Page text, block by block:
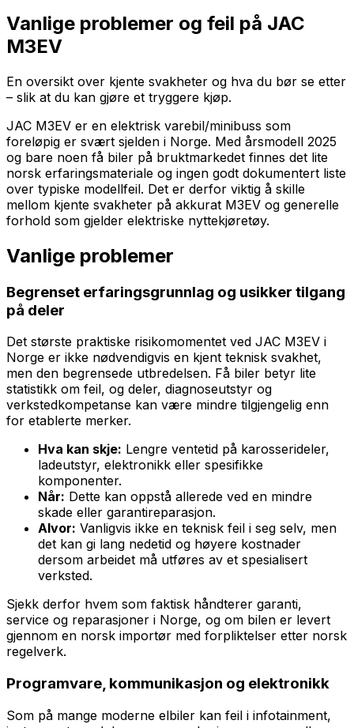
Vanlige problemer og feil på JAC
M3EV
En oversikt over kjente svakheter og hva du bør se etter
– slik at du kan gjøre et tryggere kjøp.
JAC M3EV er en elektrisk varebil/minibuss som
foreløpig er svært sjelden i Norge. Med årsmodell 2025
og bare noen få biler på bruktmarkedet finnes det lite
norsk erfaringsmateriale og ingen godt dokumentert liste
over typiske modellfeil. Det er derfor viktig å skille
mellom kjente svakheter på akkurat M3EV og generelle
forhold som gjelder elektriske nyttekjøretøy.
Vanlige problemer
Begrenset erfaringsgrunnlag og usikker tilgang
på deler
Det største praktiske risikomomentet ved JAC M3EV i
Norge er ikke nødvendigvis en kjent teknisk svakhet,
men den begrensede utbredelsen. Få biler betyr lite
statistikk om feil, og deler, diagnoseutstyr og
verkstedkompetanse kan være mindre tilgjengelig enn
for etablerte merker.
Hva kan skje: Lengre ventetid på karosserideler,
ladeutstyr, elektronikk eller spesifikke
komponenter.
Når: Dette kan oppstå allerede ved en mindre
skade eller garantireparasjon.
Alvor: Vanligvis ikke en teknisk feil i seg selv, men
det kan gi lang nedetid og høyere kostnader
dersom arbeidet må utføres av et spesialisert
verksted.
Sjekk derfor hvem som faktisk håndterer garanti,
service og reparasjoner i Norge, og om bilen er levert
gjennom en norsk importør med forpliktelser etter norsk
regelverk.
Programvare, kommunikasjon og elektronikk
Som på mange moderne elbiler kan feil i infotainment,